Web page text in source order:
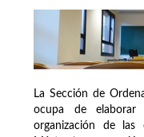
La Sección de
ocupa de elaborar
organización de las